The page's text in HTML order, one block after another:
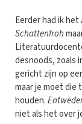
Eerder had ik
Schattenfroh
desnoods, zoals
gericht zijn op
maar je moet
houden.
niet als het over